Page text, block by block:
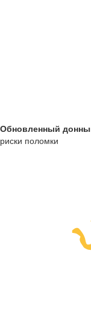
Обновленный
риски поломки